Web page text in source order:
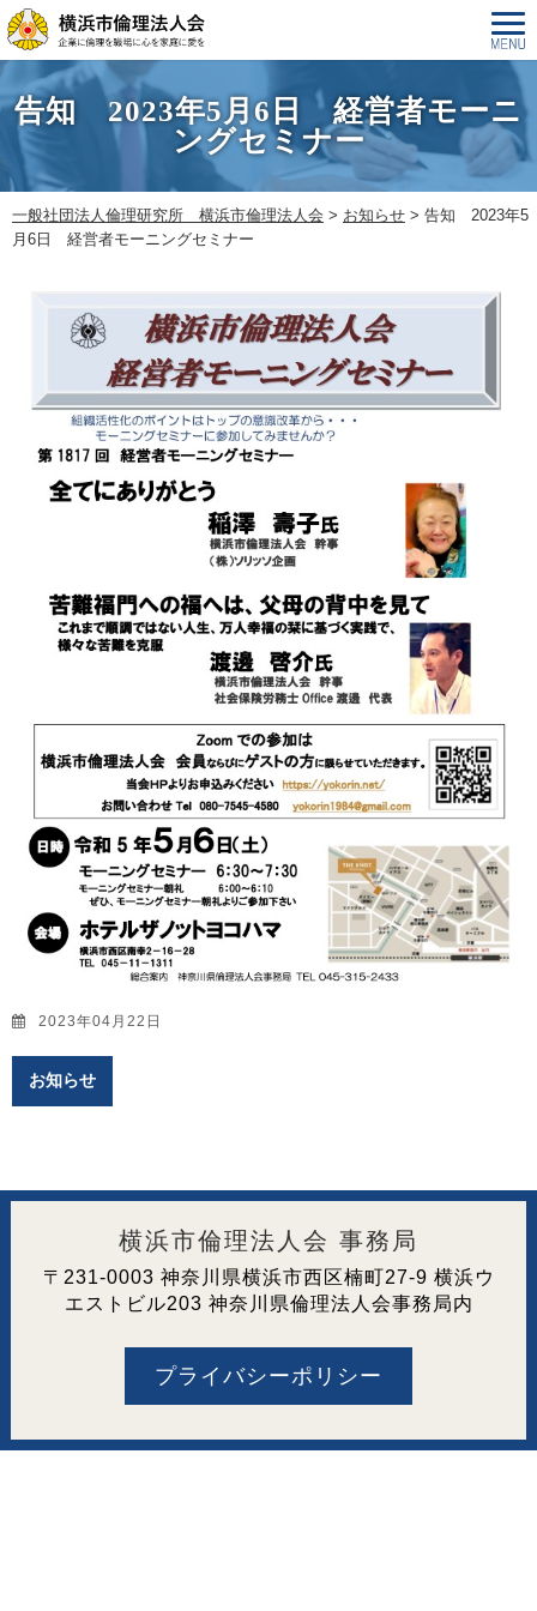
告知 2023年5月6日 経営者モーニ
ングセミナー
一般社団法人倫理研究所 横浜市倫理法人会 > お知らせ > 告知 2023年5
月6日 経営者モーニングセミナー
2023年04月22日
お知らせ
横浜市倫理法人会 事務局
〒231-0003 神奈川県横浜市西区楠町27-9 横浜ウ
エストビル203 神奈川県倫理法人会事務局内
プライバシーポリシー